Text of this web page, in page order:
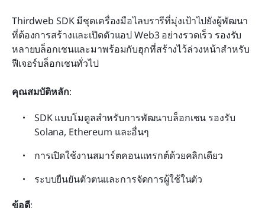
Thirdweb SDK มีชุดเครื่องมือไลบรารีที่มุ่งเป้าไปยังผู้พัฒนา
ที่ต้องการสร้างและเปิดตัวแอป Web3 อย่างรวดเร็ว รองรับ
หลายบล็อกเชนและมาพร้อมกับฮุกที่สร้างไว้ล่วงหน้าสำหรับ
ฟีเจอร์บล็อกเชนทั่วไป
คุณสมบัติหลัก:
SDK แบบโมดูลสำหรับการพัฒนาบล็อกเชน รองรับ
Solana, Ethereum และอื่นๆ
การเปิดใช้งานสมาร์ตคอนแทรกต์ด้วยคลิกเดียว
ระบบยืนยันตัวตนและการจัดการผู้ใช้ในตัว
ข้อดี: